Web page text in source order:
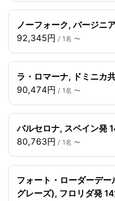
ノーフォーク, バージニ
92,345円 / 1名 〜
ラ・ロマーナ, ドミニカ
90,474円 / 1名 〜
バルセロナ, スペイン発
80,763円 / 1名 〜
フォート・ローダーデ
グレーズ), フロリダ発